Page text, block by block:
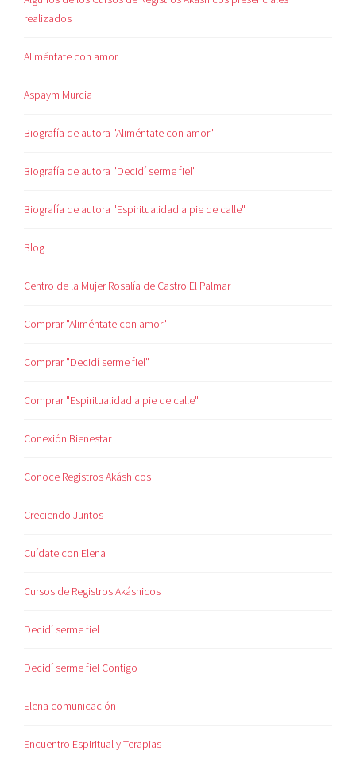
realizados
Aliméntate con amor
Aspaym Murcia
Biografía de autora "Aliméntate con amor"
Biografía de autora "Decidí serme fiel"
Biografía de autora "Espiritualidad a pie de calle"
Blog
Centro de la Mujer Rosalía de Castro El Palmar
Comprar "Aliméntate con amor"
Comprar "Decidí serme fiel"
Comprar "Espiritualidad a pie de calle"
Conexión Bienestar
Conoce Registros Akáshicos
Creciendo Juntos
Cuídate con Elena
Cursos de Registros Akáshicos
Decidí serme fiel
Decidí serme fiel Contigo
Elena comunicación
Encuentro Espiritual y Terapias